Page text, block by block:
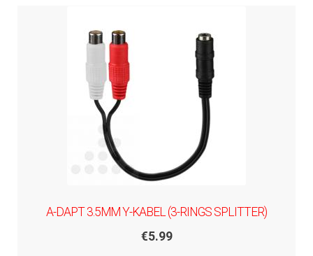
A-DAPT 3.5MM Y-KABEL (3-RINGS SPLITTER)
€5.99